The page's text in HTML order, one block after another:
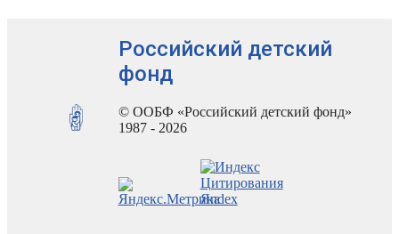
Российский детский
фонд
© ООБФ «Российский детский фонд»
1987 - 2026